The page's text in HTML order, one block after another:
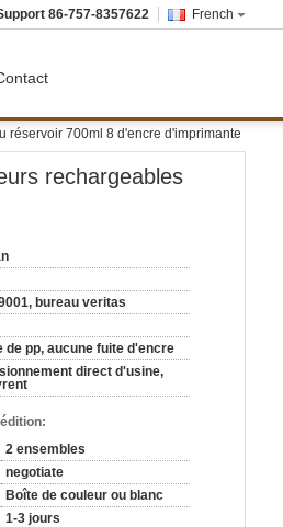
French
86-757-8357622
réservoir 700ml 8 d'encre d'imprimante
rechargeables
bureau veritas
de pp, aucune fuite d'encre
direct d'usine,
2 ensembles
negotiate
Boîte de couleur ou blanc
1-3 jours